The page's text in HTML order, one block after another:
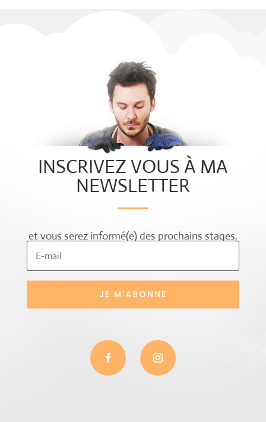
INSCRIVEZ VOUS À MA
NEWSLETTER
et vous serez informé(e) des prochains stages,
JE M'ABONNE